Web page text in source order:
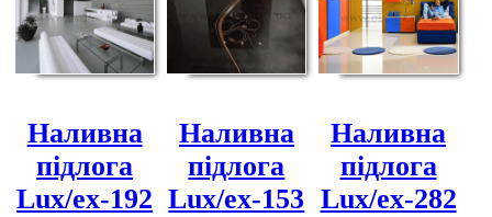
Наливна
підлога
Lux/ex-192
Наливна
підлога
Lux/ex-153
Наливна
підлога
Lux/ex-282